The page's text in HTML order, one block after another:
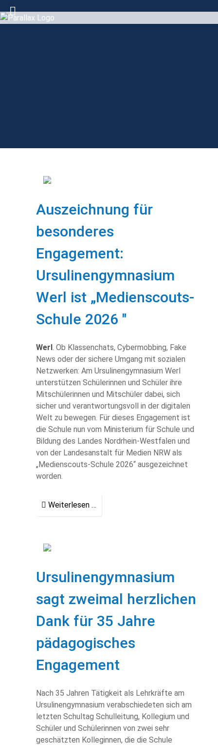
Auszeichnung für
besonderes
Engagement:
Ursulinengymnasium
Werl ist „Medienscouts-
Schule 2026 "
Werl. Ob Klassenchats, Cybermobbing, Fake
News oder der sichere Umgang mit sozialen
Netzwerken: Am Ursulinengymnasium Werl
unterstützen Schülerinnen und Schüler ihre
Mitschülerinnen und Mitschüler dabei, sich
sicher und verantwortungsvoll in der digitalen
Welt zu bewegen. Für dieses Engagement ist
die Schule nun vom Ministerium für Schule und
Bildung des Landes Nordrhein-Westfalen und
von der Landesanstalt für Medien NRW als
„Medienscouts-Schule 2026“ ausgezeichnet
worden.
Weiterlesen …
Ursulinengymnasium
sagt zweimal herzlichen
Dank für 35 Jahre
pädagogisches
Engagement
Nach 35 Jahren Tätigkeit als Lehrkräfte am
Ursulinengymnasium verabschiedeten sich am
letzten Schultag Schulleitung, Kollegium und
Schüler und Schülerinnen von zwei sehr
geschätzten Kolleginnen, die die Schule